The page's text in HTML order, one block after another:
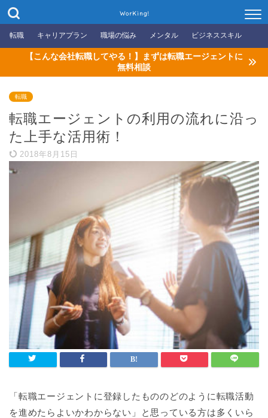
WorKing!
転職 キャリアプラン 職場の悩み メンタル ビジネススキル
【こんな会社転職してやる！】まずは転職エージェントに
無料相談
転職
転職エージェントの利用の流れに沿っ
た上手な活用術！
2018年8月15日
「転職エージェントに登録したもののどのように転職活動
を進めたらよいかわからない」と思っている方は多くいら